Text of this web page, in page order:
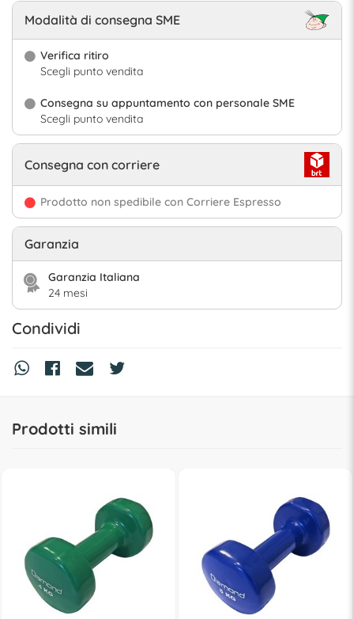
Modalità di consegna SME
Verifica ritiro
Scegli punto vendita
Consegna su appuntamento con personale SME
Scegli punto vendita
Consegna con corriere
Prodotto non spedibile con Corriere Espresso
Garanzia
Garanzia Italiana
24 mesi
Condividi
Prodotti simili